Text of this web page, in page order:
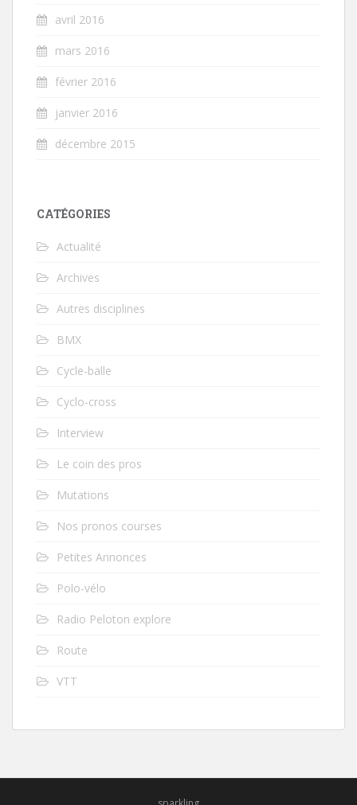
avril 2016
mars 2016
février 2016
janvier 2016
décembre 2015
CATÉGORIES
Actualité
Archives
Autres disciplines
BMX
Cycle-balle
Cyclo-cross
Interview
Le coin des pros
Mutations
Nos pronos courses
Petites Annonces
Polo-vélo
Radio Peloton explore
Route
VTT